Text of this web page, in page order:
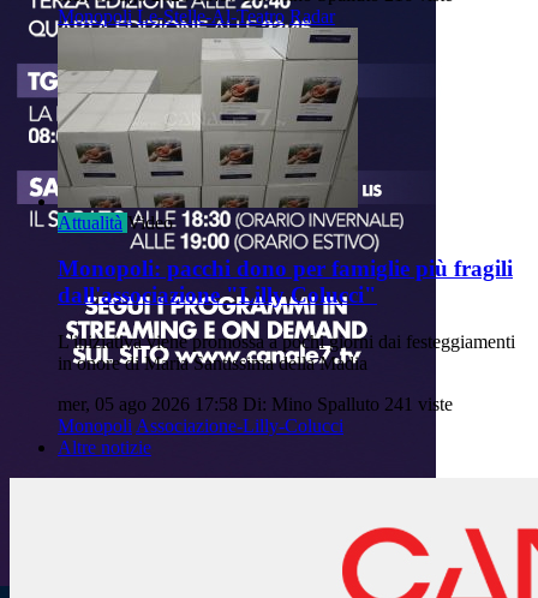
Monopoli Le-Stelle-Al-Teatro Radar
Attualità Video
Monopoli: pacchi dono per famiglie più fragili
dall'associazione "Lilly Colucci"
L'iniziativa viene promossa a pochi giorni dai festeggiamenti
in onore di Maria Santissima della Madia
mer, 05 ago 2026 17:58 Di: Mino Spalluto 241 viste
Monopoli Associazione-Lilly-Colucci
Altre notizie